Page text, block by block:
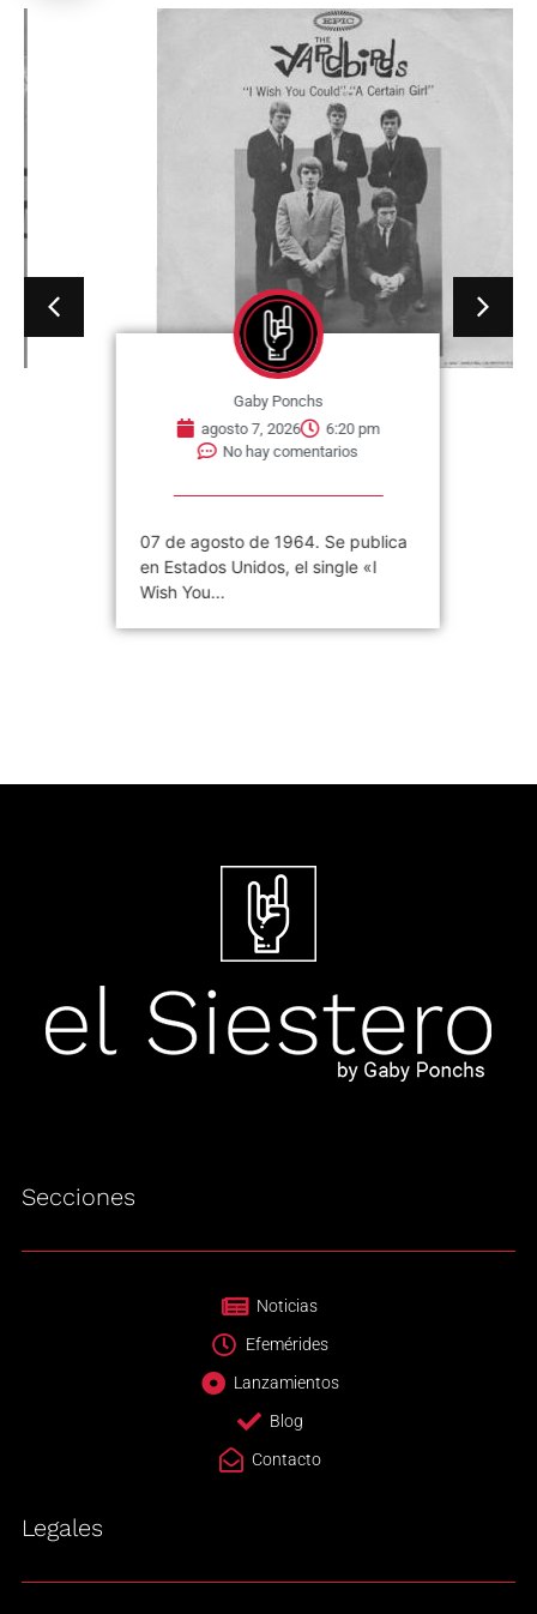
Gaby Ponchs
agosto 7, 2026
6:20 pm
No hay comentarios
07 de agosto de 1964. Se publica
en Estados Unidos, el single «I
Wish You...
Secciones
Noticias
Efemérides
Lanzamientos
Blog
Contacto
Legales